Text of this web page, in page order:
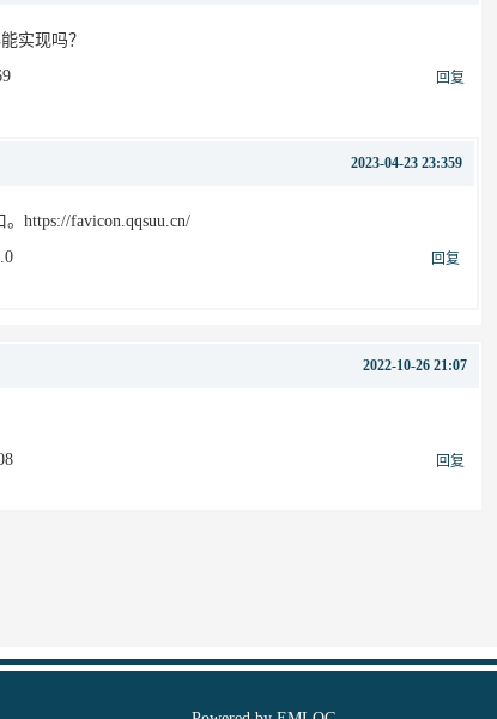
实现吗？
回复
2023-04-23 23:359
https://favicon.qqsuu.cn/
回复
2022-10-26 21:07
回复